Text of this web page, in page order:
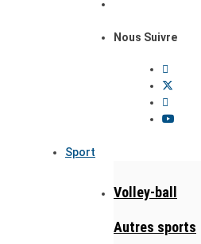
Nous Suivre
Sport
Volley-ball
Autres sports